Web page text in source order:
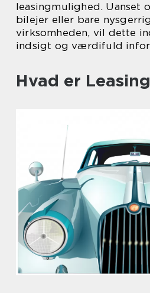
leasingmulighed. Uanset
bilejer eller bare
virksomheden, vil dette
indsigt og værdifuld
Hvad er